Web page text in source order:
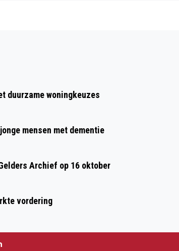
duurzame woningkeuzes
mensen met dementie
Archief op 16 oktober
vordering